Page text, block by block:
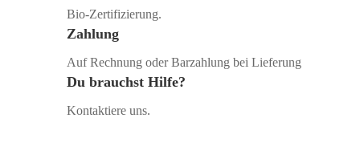
Bio‑Zertifizierung.
Zahlung
Auf Rechnung oder Barzahlung bei Lieferung
Du brauchst Hilfe?
Kontaktiere uns.